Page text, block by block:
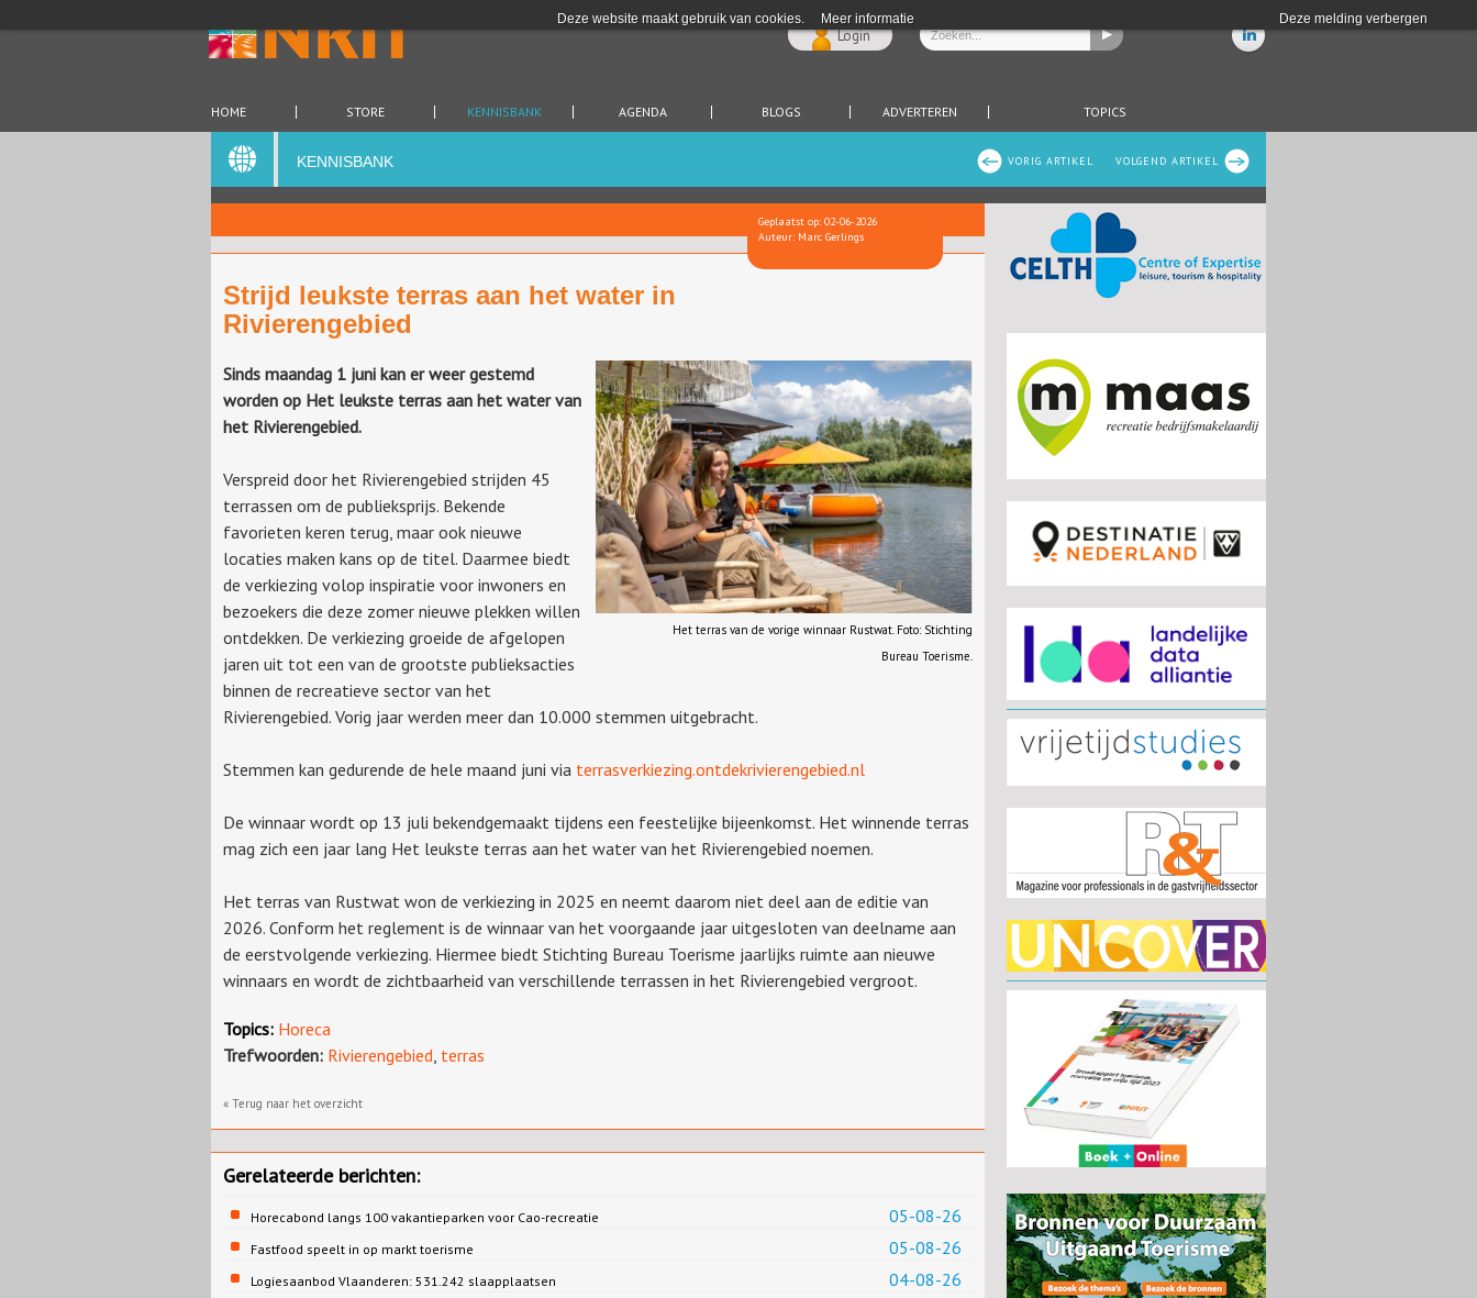
Deze website maakt gebruik van cookies. Meer informatie Deze melding verbergen
Login
HOME STORE KENNISBANK AGENDA BLOGS ADVERTEREN TOPICS
VOLGEND ARTIKEL
VORIG ARTIKEL
KENNISBANK
Geplaatst op: 02-06-2026
Auteur: Marc Gerlings
Strijd leukste terras aan het water in
Rivierengebied
Het terras van de vorige winnaar Rustwat. Foto: Stichting
Bureau Toerisme.
Sinds maandag 1 juni kan er weer gestemd
worden op Het leukste terras aan het water van
het Rivierengebied.
Verspreid door het Rivierengebied strijden 45
terrassen om de publieksprijs. Bekende
favorieten keren terug, maar ook nieuwe
locaties maken kans op de titel. Daarmee biedt
de verkiezing volop inspiratie voor inwoners en
bezoekers die deze zomer nieuwe plekken willen
ontdekken. De verkiezing groeide de afgelopen
jaren uit tot een van de grootste publieksacties
binnen de recreatieve sector van het
Rivierengebied. Vorig jaar werden meer dan 10.000 stemmen uitgebracht.
Stemmen kan gedurende de hele maand juni via terrasverkiezing.ontdekrivierengebied.nl
De winnaar wordt op 13 juli bekendgemaakt tijdens een feestelijke bijeenkomst. Het winnende terras
mag zich een jaar lang Het leukste terras aan het water van het Rivierengebied noemen.
Het terras van Rustwat won de verkiezing in 2025 en neemt daarom niet deel aan de editie van
2026. Conform het reglement is de winnaar van het voorgaande jaar uitgesloten van deelname aan
de eerstvolgende verkiezing. Hiermee biedt Stichting Bureau Toerisme jaarlijks ruimte aan nieuwe
winnaars en wordt de zichtbaarheid van verschillende terrassen in het Rivierengebied vergroot.
Topics: Horeca
Trefwoorden: Rivierengebied terras
« Terug naar het overzicht
Gerelateerde berichten:
05-08-26
Horecabond langs 100 vakantieparken voor Cao-recreatie
05-08-26
Fastfood speelt in op markt toerisme
04-08-26
Logiesaanbod Vlaanderen: 531.242 slaapplaatsen